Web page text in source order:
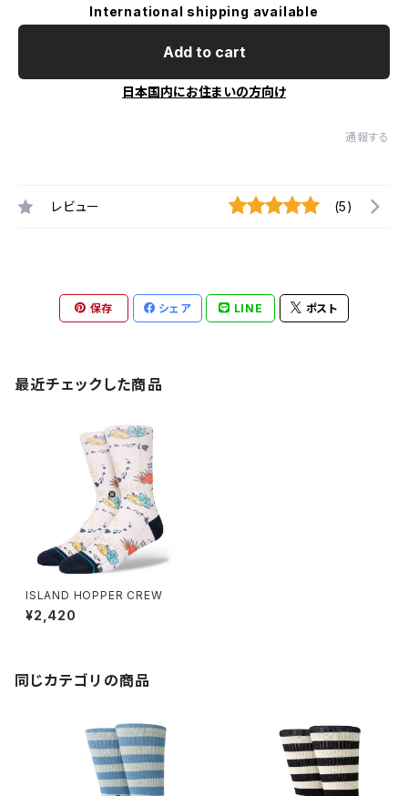
International shipping available
Add to cart
日本国内にお住まいの方向け
通報する
レビュー (5)
保存 シェア LINE ポスト
最近チェックした商品
ISLAND HOPPER CREW
¥2,420
同じカテゴリの商品